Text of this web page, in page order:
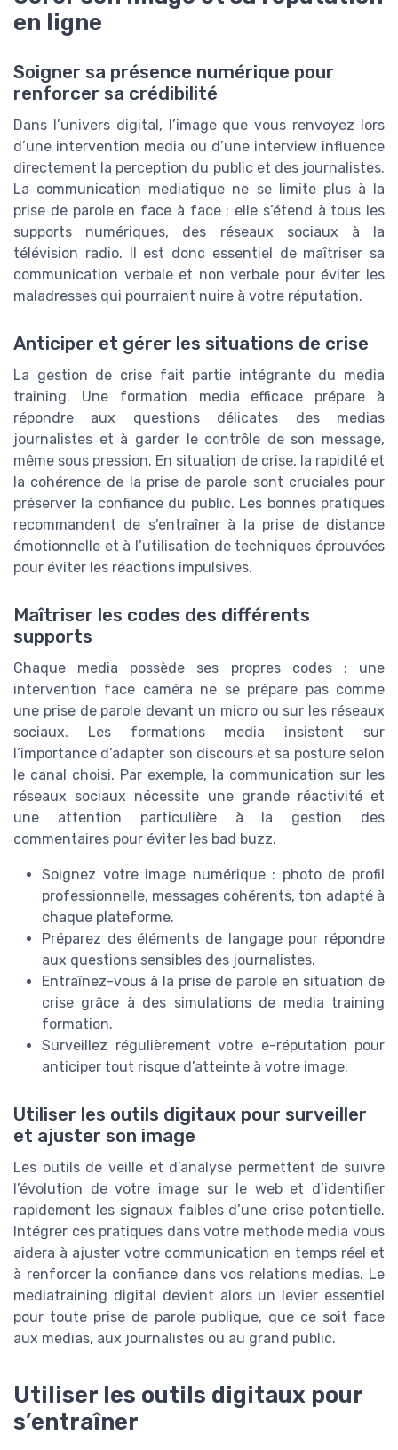
en ligne
Soigner sa présence numérique pour
renforcer sa crédibilité
Dans l’univers digital, l’image que vous renvoyez lors
d’une intervention media ou d’une interview influence
directement la perception du public et des journalistes.
La communication mediatique ne se limite plus à la
prise de parole en face à face ; elle s’étend à tous les
supports numériques, des réseaux sociaux à la
télévision radio. Il est donc essentiel de maîtriser sa
communication verbale et non verbale pour éviter les
maladresses qui pourraient nuire à votre réputation.
Anticiper et gérer les situations de crise
La gestion de crise fait partie intégrante du media
training. Une formation media efficace prépare à
répondre aux questions délicates des medias
journalistes et à garder le contrôle de son message,
même sous pression. En situation de crise, la rapidité et
la cohérence de la prise de parole sont cruciales pour
préserver la confiance du public. Les bonnes pratiques
recommandent de s’entraîner à la prise de distance
émotionnelle et à l’utilisation de techniques éprouvées
pour éviter les réactions impulsives.
Maîtriser les codes des différents
supports
Chaque media possède ses propres codes : une
intervention face caméra ne se prépare pas comme
une prise de parole devant un micro ou sur les réseaux
sociaux. Les formations media insistent sur
l’importance d’adapter son discours et sa posture selon
le canal choisi. Par exemple, la communication sur les
réseaux sociaux nécessite une grande réactivité et
une attention particulière à la gestion des
commentaires pour éviter les bad buzz.
Soignez votre image numérique : photo de profil
professionnelle, messages cohérents, ton adapté à
chaque plateforme.
Préparez des éléments de langage pour répondre
aux questions sensibles des journalistes.
Entraînez-vous à la prise de parole en situation de
crise grâce à des simulations de media training
formation.
Surveillez régulièrement votre e-réputation pour
anticiper tout risque d’atteinte à votre image.
Utiliser les outils digitaux pour surveiller
et ajuster son image
Les outils de veille et d’analyse permettent de suivre
l’évolution de votre image sur le web et d’identifier
rapidement les signaux faibles d’une crise potentielle.
Intégrer ces pratiques dans votre methode media vous
aidera à ajuster votre communication en temps réel et
à renforcer la confiance dans vos relations medias. Le
mediatraining digital devient alors un levier essentiel
pour toute prise de parole publique, que ce soit face
aux medias, aux journalistes ou au grand public.
Utiliser les outils digitaux pour
s’entraîner